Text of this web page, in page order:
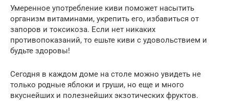
Умеренное употребление киви поможет насытить
организм витаминами, укрепить его, избавиться от
запоров и токсикоза. Если нет никаких
противопоказаний, то ешьте киви с удовольствием и
будьте здоровы!
Сегодня в каждом доме на столе можно увидеть не
только родные яблоки и груши, но еще и много
вкуснейших и полезнейших экзотических фруктов.